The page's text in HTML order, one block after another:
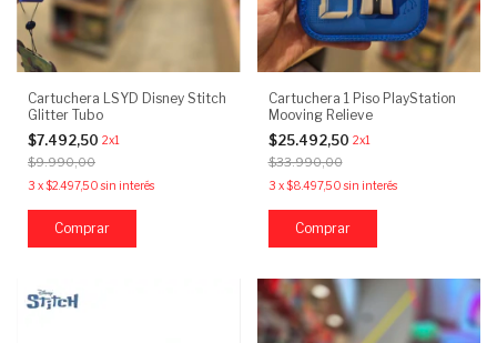
Cartuchera LSYD Disney Stitch
Glitter Tubo
$7.492,50 2x1
$9.990,00
3 x$2.497,50 sin interés
Cartuchera 1 Piso PlayStation
Mooving Relieve
$25.492,50 2x1
$33.990,00
3 x$8.497,50 sin interés